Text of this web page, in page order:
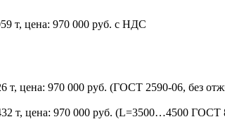
т, цена: 970 000 руб. с НДС
цена: 970 000 руб. (ГОСТ 2590-06, без
т, цена: 970 000 руб. (L=3500…4500 ГОСТ